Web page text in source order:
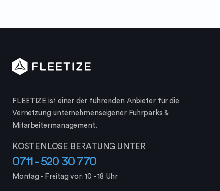
FLEETIZE ist einer der führenden Anbieter für die
Vernetzung unternehmenseigener Fuhrparks &
Mitarbeiter­management.
KOSTENLOSE BERATUNG UNTER
0711 - 520 30 770
Montag - Freitag von 10 - 18 Uhr